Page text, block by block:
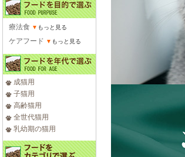
療法食 ▼ もっと見る
ケアフード ▼ もっと見る
成猫用
子猫用
高齢猫用
全世代猫用
乳幼期の猫用